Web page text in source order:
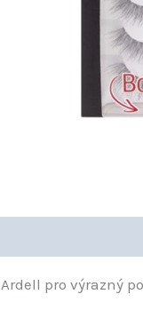
pro výrazný